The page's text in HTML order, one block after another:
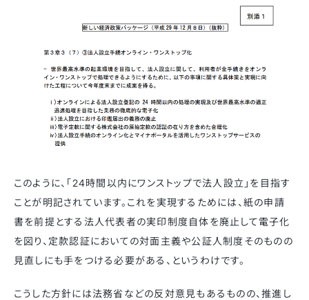
このように、「24時間以内にワンストップで法人設立」を目指す
ことが明記されています。これを実現するためには、紙の申請
書を前提とする法人代表者の実印制度自体を廃止して電子化
を図り、定款認証においての対面主義や公証人制度そのものの
見直しにも手をつける必要がある、というわけです。
こうした方針には法務省などの反対意見もあるものの、推進し